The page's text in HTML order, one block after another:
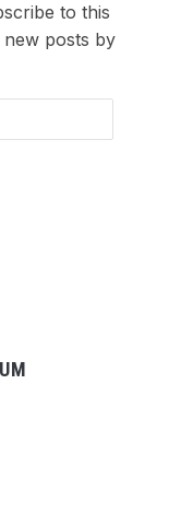
to this
posts by